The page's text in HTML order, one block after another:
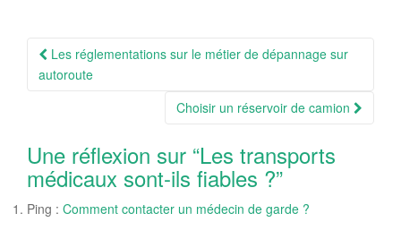
Navigation
Article
Les réglementations sur le métier de dépannage sur
autoroute
Choisir un réservoir de camion
Une réflexion sur “Les transports
médicaux sont-ils fiables ?”
Ping : Comment contacter un médecin de garde ?